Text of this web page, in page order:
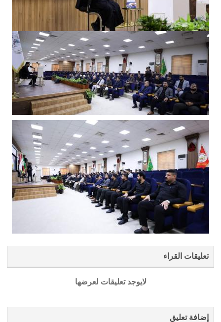
تعليقات القراء
لايوجد تعليقات لعرضها
إضافة تعليق